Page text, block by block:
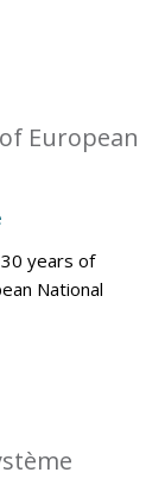
European
years of
National